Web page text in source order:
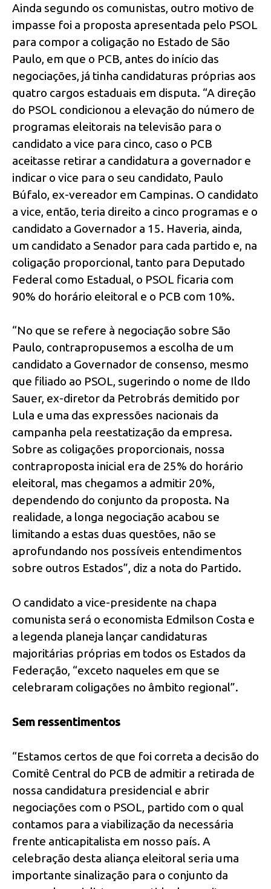
Ainda segundo os comunistas, outro motivo de
impasse foi a proposta apresentada pelo PSOL
para compor a coligação no Estado de São
Paulo, em que o PCB, antes do início das
negociações, já tinha candidaturas próprias aos
quatro cargos estaduais em disputa. “A direção
do PSOL condicionou a elevação do número de
programas eleitorais na televisão para o
candidato a vice para cinco, caso o PCB
aceitasse retirar a candidatura a governador e
indicar o vice para o seu candidato, Paulo
Búfalo, ex-vereador em Campinas. O candidato
a vice, então, teria direito a cinco programas e o
candidato a Governador a 15. Haveria, ainda,
um candidato a Senador para cada partido e, na
coligação proporcional, tanto para Deputado
Federal como Estadual, o PSOL ficaria com
90% do horário eleitoral e o PCB com 10%.
“No que se refere à negociação sobre São
Paulo, contrapropusemos a escolha de um
candidato a Governador de consenso, mesmo
que filiado ao PSOL, sugerindo o nome de Ildo
Sauer, ex-diretor da Petrobrás demitido por
Lula e uma das expressões nacionais da
campanha pela reestatização da empresa.
Sobre as coligações proporcionais, nossa
contraproposta inicial era de 25% do horário
eleitoral, mas chegamos a admitir 20%,
dependendo do conjunto da proposta. Na
realidade, a longa negociação acabou se
limitando a estas duas questões, não se
aprofundando nos possíveis entendimentos
sobre outros Estados”, diz a nota do Partido.
O candidato a vice-presidente na chapa
comunista será o economista Edmilson Costa e
a legenda planeja lançar candidaturas
majoritárias próprias em todos os Estados da
Federação, “exceto naqueles em que se
celebraram coligações no âmbito regional”.
Sem ressentimentos
“Estamos certos de que foi correta a decisão do
Comitê Central do PCB de admitir a retirada de
nossa candidatura presidencial e abrir
negociações com o PSOL, partido com o qual
contamos para a viabilização da necessária
frente anticapitalista em nosso país. A
celebração desta aliança eleitoral seria uma
importante sinalização para o conjunto da